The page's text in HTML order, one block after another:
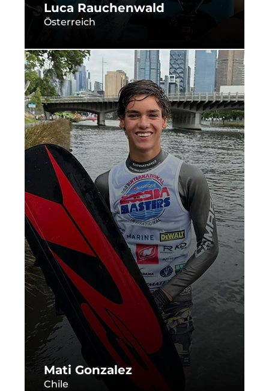
Luca Rauchenwald
Österreich
Mati Gonzalez
Chile